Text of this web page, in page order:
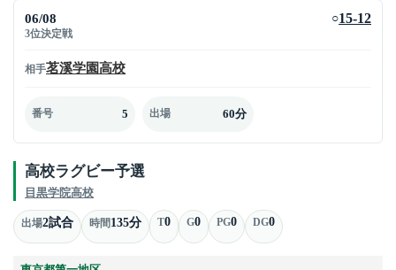
06/08
3位決定戦
○15-12
相手茗溪学園高校
番号 5 出場 60分
高校ラグビー予選
目黒学院高校
出場2試合 時間135分 T0 G0 PG0 DG0